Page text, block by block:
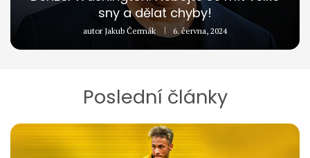
sny a dělat chyby!
autor Jakub Čermák 6. června, 2024
Poslední články